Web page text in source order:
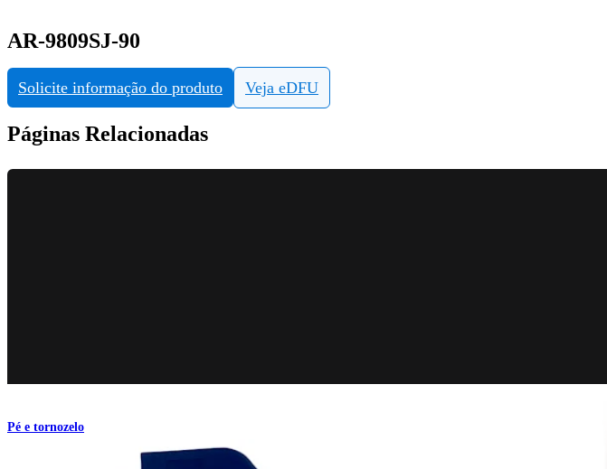
AR-9809SJ-90
Solicite informação do produto Veja eDFU
Páginas Relacionadas
Pé e tornozelo